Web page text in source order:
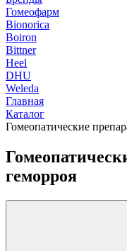
Гомеофарм
Bionorica
Boiron
Bittner
Heel
DHU
Weleda
Главная
Каталог
Гомеопатические
геморроя